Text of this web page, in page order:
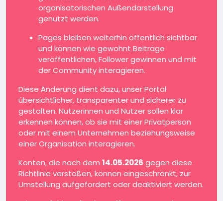
organisatorischen Außendarstellung
genutzt werden.
Pages bleiben weiterhin öffentlich sichtbar
und können wie gewohnt Beiträge
veröffentlichen, Follower gewinnen und mit
der Community interagieren.
Diese Änderung dient dazu, unser Portal
übersichtlicher, transparenter und sicherer zu
gestalten. Nutzerinnen und Nutzer sollen klar
erkennen können, ob sie mit einer Privatperson
oder mit einem Unternehmen beziehungsweise
einer Organisation interagieren.
Konten, die nach dem 14.05.2026 gegen diese
Richtlinie verstoßen, können eingeschränkt, zur
Umstellung aufgefordert oder deaktiviert werden.